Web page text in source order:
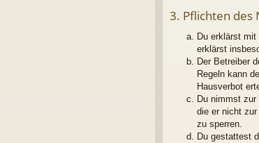
3. Pflichten des
Du erklärst
erklärst
Der Betreiber
Regeln kann
Hausverbot
Du nimmst
die er nicht
zu sperren.
Du gestattest